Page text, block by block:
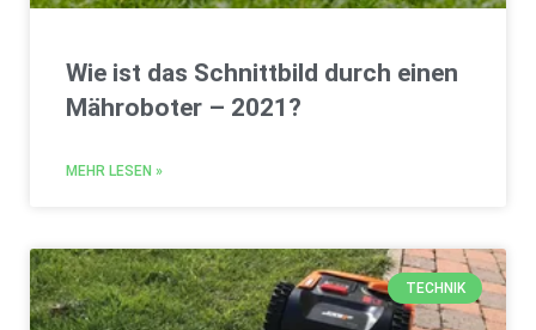
Wie ist das Schnittbild durch einen
Mähroboter – 2021?
MEHR LESEN »
TECHNIK